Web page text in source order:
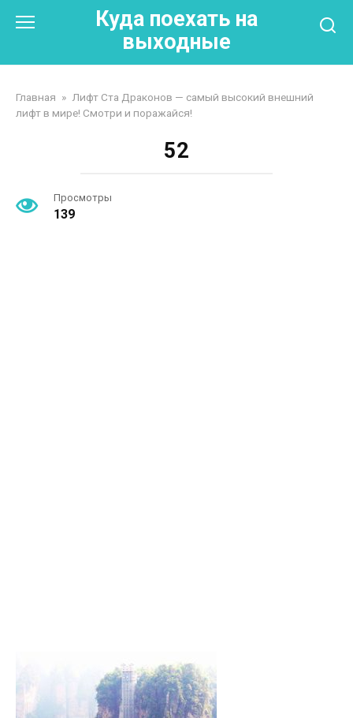
Куда поехать на
выходные
Главная » Лифт Ста Драконов — самый высокий внешний
лифт в мире! Смотри и поражайся!
52
Просмотры
139